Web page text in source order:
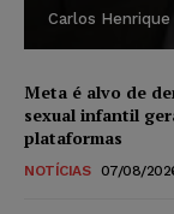
Carlos Henrique
Meta é alvo de
sexual infantil
plataformas
NOTÍCIAS 07/08/